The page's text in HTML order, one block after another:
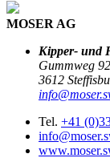
MOSER AG
Kipper- und
Gummweg 92
3612
Tel. +41